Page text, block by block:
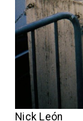
Nick León